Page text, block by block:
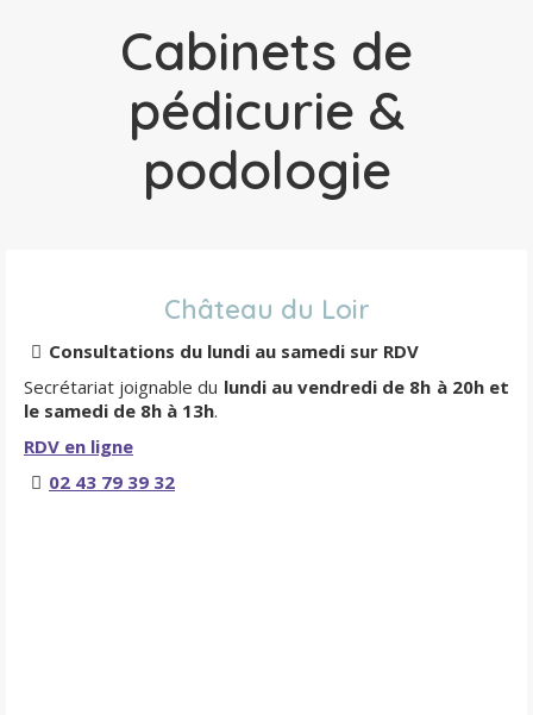
Cabinets de
pédicurie &
podologie
Château du Loir
Consultations du lundi au samedi sur RDV
Secrétariat joignable du lundi au vendredi de 8h à 20h et
le samedi de 8h à 13h.
RDV en ligne
02 43 79 39 32